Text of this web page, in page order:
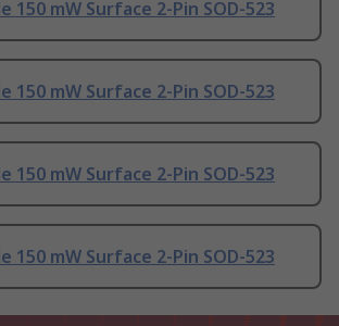
150 mW Surface 2-Pin SOD-523
150 mW Surface 2-Pin SOD-523
150 mW Surface 2-Pin SOD-523
150 mW Surface 2-Pin SOD-523